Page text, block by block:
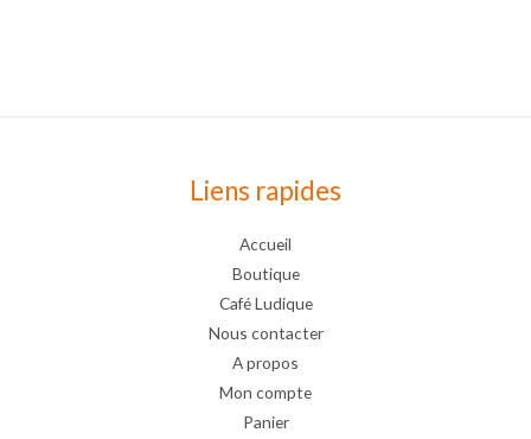
Liens rapides
Accueil
Boutique
Café Ludique
Nous contacter
A propos
Mon compte
Panier